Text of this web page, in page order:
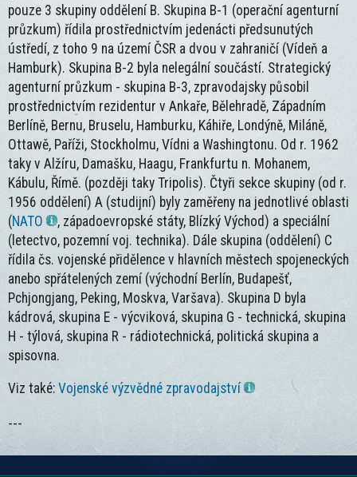
pouze 3 skupiny oddělení B. Skupina B-1 (operační agenturní
průzkum) řídila prostřednictvím jedenácti předsunutých
ústředí, z toho 9 na území ČSR a dvou v zahraničí (Vídeň a
Hamburk). Skupina B-2 byla nelegální součástí. Strategický
agenturní průzkum - skupina B-3, zpravodajsky působil
prostřednictvím rezidentur v Ankaře, Bělehradě, Západním
Berlíně, Bernu, Bruselu, Hamburku, Káhiře, Londýně, Miláně,
Ottawě, Paříži, Stockholmu, Vídni a Washingtonu. Od r. 1962
taky v Alžíru, Damašku, Haagu, Frankfurtu n. Mohanem,
Kábulu, Římě. (později taky Tripolis). Čtyři sekce skupiny (od r.
1956 oddělení) A (studijní) byly zaměřeny na jednotlivé oblasti
(NATO
, západoevropské státy, Blízký Východ) a speciální
(letectvo, pozemní voj. technika). Dále skupina (oddělení) C
řídila čs. vojenské přidělence v hlavních městech spojeneckých
anebo spřátelených zemí (východní Berlín, Budapešť,
Pchjongjang, Peking, Moskva, Varšava). Skupina D byla
kádrová, skupina E - výcviková, skupina G - technická, skupina
H - týlová, skupina R - rádiotechnická, politická skupina a
spisovna.
Viz také: Vojenské výzvědné zpravodajství
---